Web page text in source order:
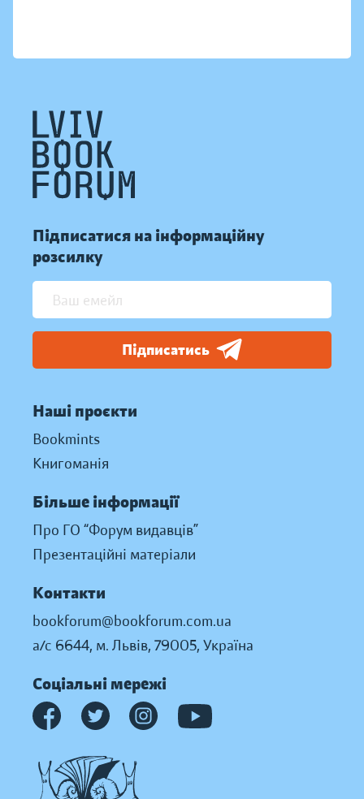
Підписатися на інформаційну
розсилку
Підписатись
Наші проєкти
Bookmints
Книгоманія
Більше інформації
Про ГО “Форум видавців”
Презентаційні матеріали
Контакти
bookforum@bookforum.com.ua
а/с 6644, м. Львів, 79005, Україна
Соціальні мережі